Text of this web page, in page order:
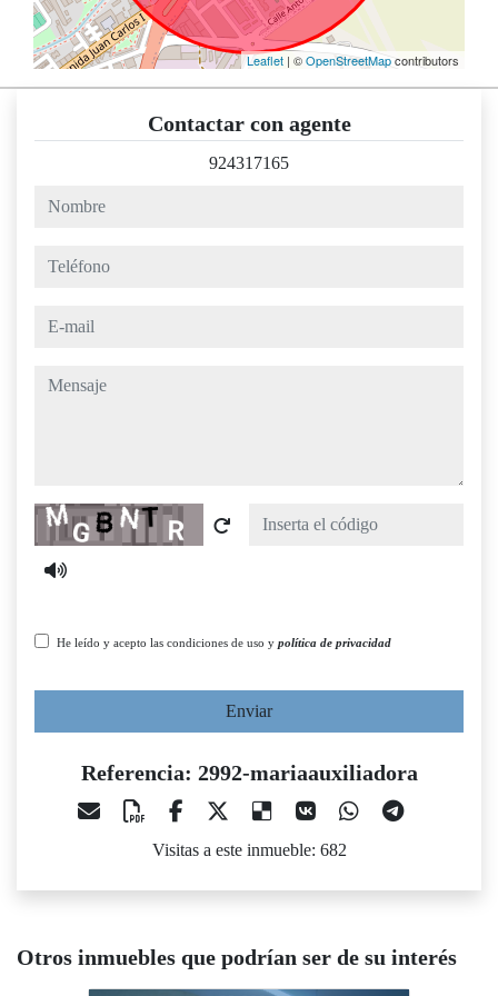
Leaflet | ©OpenStreetMapcontributors
Contactar con agente
924317165
nombre
teléfono
e-mail
mensaje
Captcha
He leído y acepto las condiciones de uso y política de privacidad
Enviar
Referencia: 2992-mariaauxiliadora
Visitas a este inmueble: 682
Otros inmuebles que podrían ser de su interés